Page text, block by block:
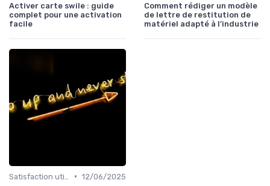
Activer carte swile : guide
complet pour une activation
facile
Comment rédiger un modèle
de lettre de restitution de
matériel adapté à l’industrie
• 12/06/2025